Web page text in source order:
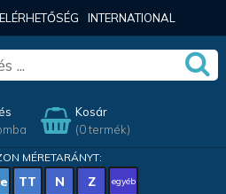
ELÉRHETŐSÉG INTERNATIONAL
Kosár
(0 termék)
MÉRETARÁNYT:
TT N Z egyéb